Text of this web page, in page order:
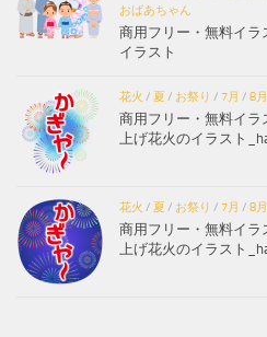
おばあちゃん
商用フリー・無料イ
イラスト
花火 / 夏 / お祭り / 7月 / 8月
商用フリー・無料イ
上げ花火のイラスト
花火 / 夏 / お祭り / 7月 / 8月
商用フリー・無料イ
上げ花火のイラスト